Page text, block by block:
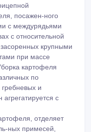
посажен-ного
с междурядьями
с относительной
крупными
при массе
картофеля
по
и
с
отделяет
ных примесей,